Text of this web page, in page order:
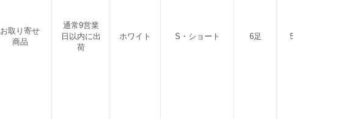
お取り寄せ
商品
通常9営業
日以内に出
荷
ホワイト S・ショート 6足 570g